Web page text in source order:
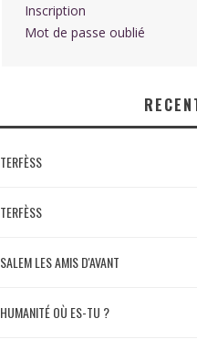
Inscription
Mot de passe oublié
TERFÈSS
TERFÈSS
SALEM LES AMIS D'AVANT
HUMANITÉ OÙ ES-TU ?